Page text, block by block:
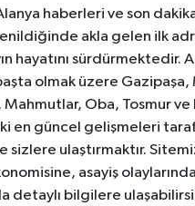
haberleri ve son
akla gelen ilk
hayatını sürdürmektedir.
olmak üzere
Mahmutlar, Oba, Tosmur
en güncel gelişmeleri
sizlere ulaştırmaktır.
asayiş
detaylı bilgilere